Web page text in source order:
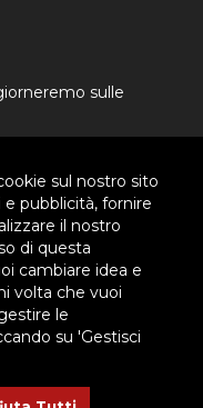
sul nostro sito
pubblicità, fornire
il nostro
di questa
cambiare idea e
volta che vuoi
le
su 'Gestisci
sulle
rights reserved. | P.IVA
- Gestisci Cookie
dati e cookie di